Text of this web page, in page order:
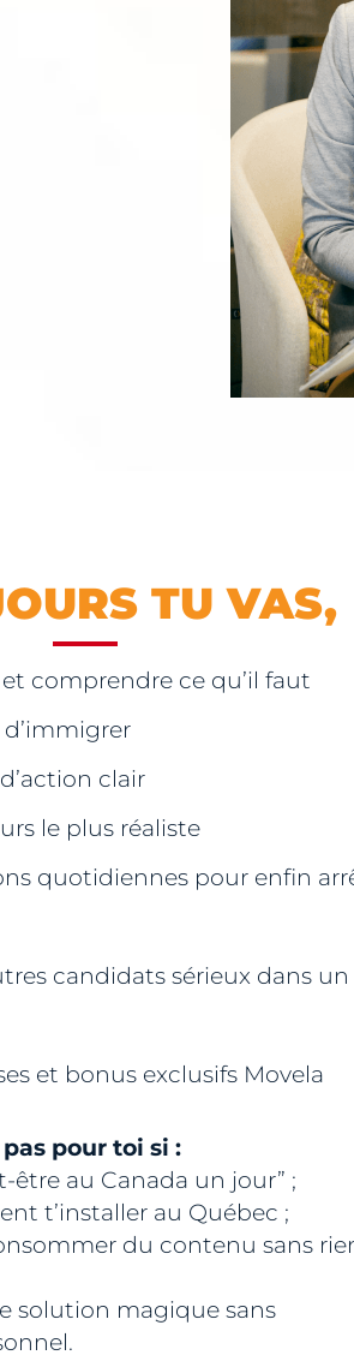
TU VAS,
comprendre ce qu’il faut
clair
le plus réaliste
quotidiennes pour enfin
candidats sérieux dans un
et bonus exclusifs Movela
pas pour toi si :
être au Canada un jour” ;
t’installer au Québec ;
du contenu sans
solution magique sans